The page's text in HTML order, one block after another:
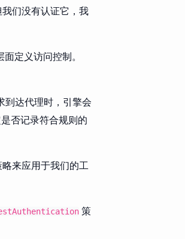
们没有认证它，我
定义访问控制。
到达代理时，引擎会
否记录符合规则的
来应用于我们的工
策